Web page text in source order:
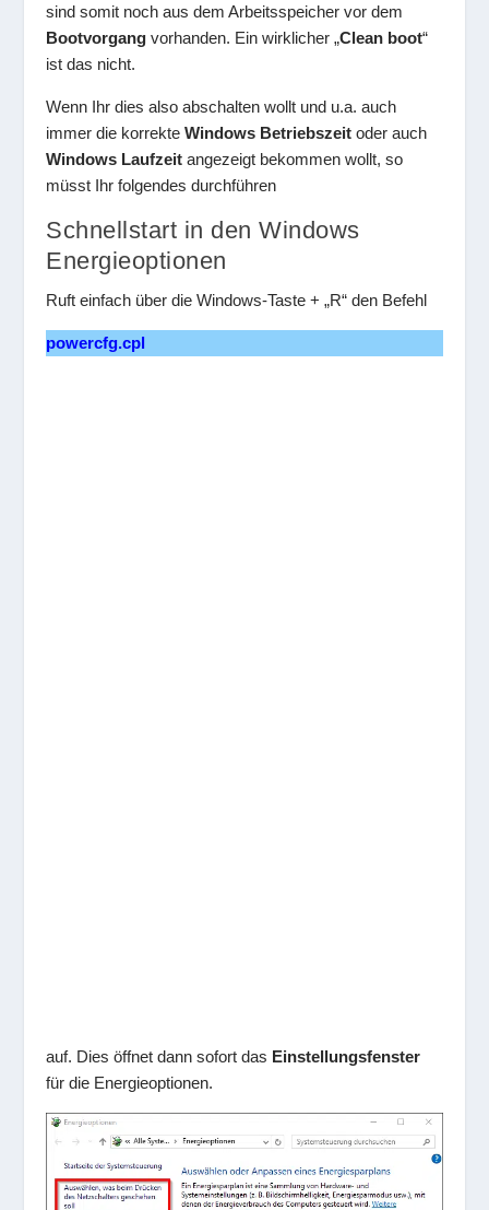
sind somit noch aus dem Arbeitsspeicher vor dem
Bootvorgang vorhanden. Ein wirklicher „Clean boot“
ist das nicht.
Wenn Ihr dies also abschalten wollt und u.a. auch
immer die korrekteWindows Betriebszeit oder auch
Windows Laufzeit angezeigt bekommen wollt, so
müsst Ihr folgendes durchführen
Schnellstart in den Windows
Energieoptionen
Ruft einfach über die Windows-Taste + „R“ den Befehl
powercfg.cpl
auf. Dies öffnet dann sofort das Einstellungsfenster
für die Energieoptionen.